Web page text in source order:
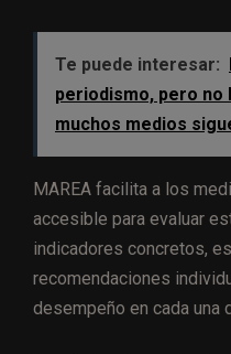
Te puede interesar:
periodismo, pero no
muchos medios
MAREA facilita a los
accesible para evaluar
indicadores concretos,
recomendaciones
desempeño en cada una